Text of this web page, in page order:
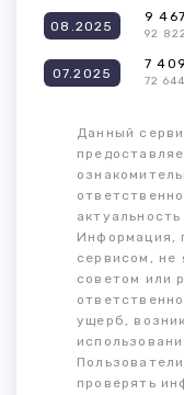
08.2025
9
92
07.2025
7
72
Данный
Информация,
сервисом, не
советом или
ущерб,
проверять